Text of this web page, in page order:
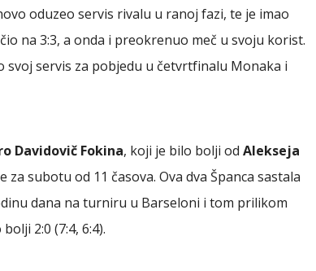
oduzeo servis rivalu u ranoj fazi, te je imao
na 3:3, a onda i preokrenuo meč u svoju korist.
svoj servis za pobjedu u četvrtfinalu Monaka i
Davidovič Fokina, koji je bilo bolji od Alekseja
za subotu od 11 časova. Ova dva Španca sastala
dana na turniru u Barseloni i tom prilikom
2:0 (7:4, 6:4).